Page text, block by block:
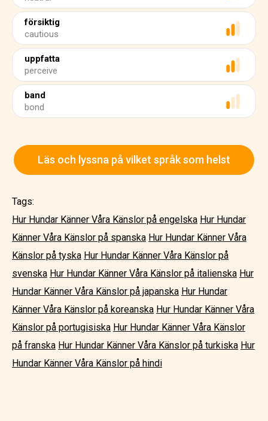
försiktig
cautious
uppfatta
perceive
band
bond
Läs och lyssna på vilket språk som helst
Tags:
Hur Hundar Känner Våra Känslor på engelska Hur Hundar
Känner Våra Känslor på spanska Hur Hundar Känner Våra
Känslor på tyska Hur Hundar Känner Våra Känslor på
svenska Hur Hundar Känner Våra Känslor på italienska Hur
Hundar Känner Våra Känslor på japanska Hur Hundar
Känner Våra Känslor på koreanska Hur Hundar Känner Våra
Känslor på portugisiska Hur Hundar Känner Våra Känslor
på franska Hur Hundar Känner Våra Känslor på turkiska Hur
Hundar Känner Våra Känslor på hindi